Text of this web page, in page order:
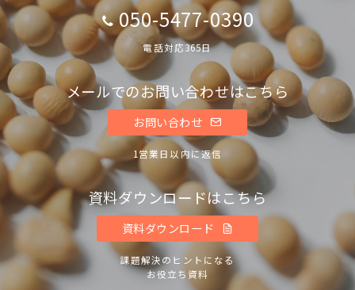
050-5477-0390
電話対応365日
メールでのお問い合わせはこちら
お問い合わせ
1営業日以内に返信
資料ダウンロードはこちら
資料ダウンロード
課題解決のヒントになる
お役立ち資料